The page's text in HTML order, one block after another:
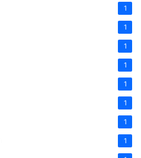
1
1
1
1
1
1
1
1